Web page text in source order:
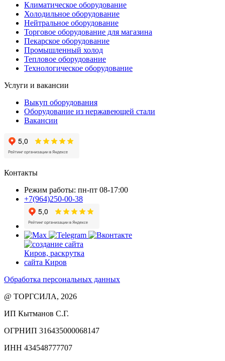
Климатическое оборудование
Холодильное оборудование
Нейтральное оборудование
Торговое оборудование для магазина
Пекарское оборудование
Промышленный холод
Тепловое оборудование
Технологическое оборудование
Услуги и вакансии
Выкуп оборудования
Оборудование из нержавеющей стали
Вакансии
Контакты
Режим работы: пн-пт 08-17:00
+7(964)250-00-38
Обработка персональных данных
@ ТОРГСИЛА, 2026
ИП Кытманов С.Г.
ОГРНИП 316435000068147
ИНН 434548777707